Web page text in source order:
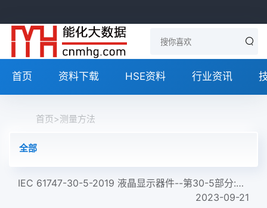
首页 资料下载 HSE资料 行业资讯
首页>测量方法
全部
IEC 61747-30-5-2019 液晶显示器件--第30-5部分:透射式透明LCD模块的光学测量方法 Liquid crystal display devices ...
2023-09-21